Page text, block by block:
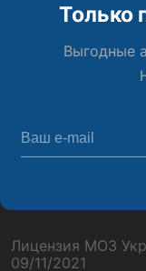
Только
Выгодные
Лицензия МОЗ
09/11/2021